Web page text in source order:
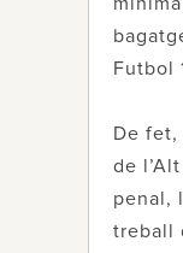
Futbol
De fet,
de
penal,
treball